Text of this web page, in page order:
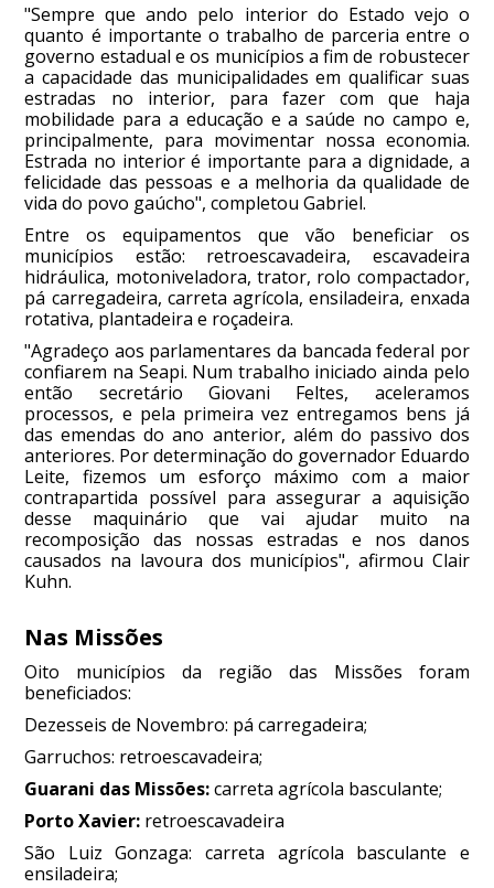
"Sempre que ando pelo interior do Estado vejo o
quanto é importante o trabalho de parceria entre o
governo estadual e os municípios a fim de robustecer
a capacidade das municipalidades em qualificar suas
estradas no interior, para fazer com que haja
mobilidade para a educação e a saúde no campo e,
principalmente, para movimentar nossa economia.
Estrada no interior é importante para a dignidade, a
felicidade das pessoas e a melhoria da qualidade de
vida do povo gaúcho", completou Gabriel.
Entre os equipamentos que vão beneficiar os
municípios estão: retroescavadeira, escavadeira
hidráulica, motoniveladora, trator, rolo compactador,
pá carregadeira, carreta agrícola, ensiladeira, enxada
rotativa, plantadeira e roçadeira.
"Agradeço aos parlamentares da bancada federal por
confiarem na Seapi. Num trabalho iniciado ainda pelo
então secretário Giovani Feltes, aceleramos
processos, e pela primeira vez entregamos bens já
das emendas do ano anterior, além do passivo dos
anteriores. Por determinação do governador Eduardo
Leite, fizemos um esforço máximo com a maior
contrapartida possível para assegurar a aquisição
desse maquinário que vai ajudar muito na
recomposição das nossas estradas e nos danos
causados na lavoura dos municípios", afirmou Clair
Kuhn.
Nas Missões
Oito municípios da região das Missões foram
beneficiados:
Dezesseis de Novembro: pá carregadeira;
Garruchos: retroescavadeira;
Guarani das Missões:carreta agrícola basculante;
Porto Xavier: retroescavadeira
São Luiz Gonzaga: carreta agrícola basculante e
ensiladeira;